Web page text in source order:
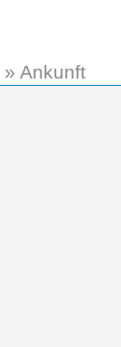
» Ankunft